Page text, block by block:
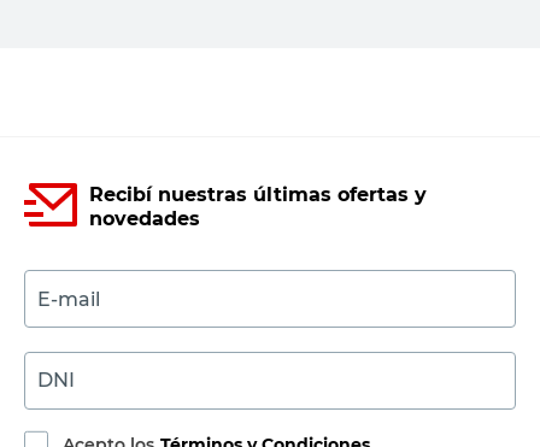
Recibí nuestras últimas ofertas y
novedades
E-mail
DNI